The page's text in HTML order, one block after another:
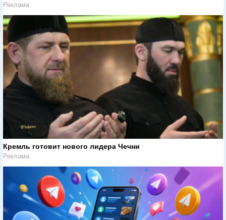
Реклама
Кремль готовит нового лидера Чечни
Реклама